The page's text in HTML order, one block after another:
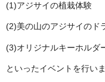
(1)アジサイの植栽体験
(2)美の山のアジサイのド
(3)オリジナルキーホルダ
といったイベントを行いま